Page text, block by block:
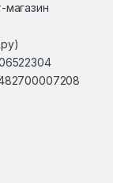
магазин